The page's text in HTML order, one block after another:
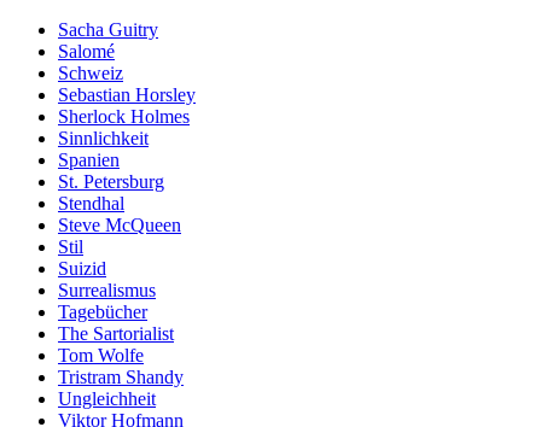
Sacha Guitry
Salomé
Schweiz
Sebastian Horsley
Sherlock Holmes
Sinnlichkeit
Spanien
St. Petersburg
Stendhal
Steve McQueen
Stil
Suizid
Surrealismus
Tagebücher
The Sartorialist
Tom Wolfe
Tristram Shandy
Ungleichheit
Viktor Hofmann